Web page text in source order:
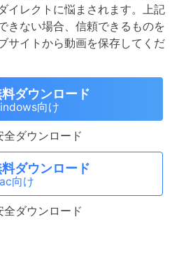
イレクトに悩まされます。上記
きない場合、信頼できるものを
サイトから動画を保存してくだ
ダウンロード
向け
全ダウンロード
ダウンロード
向け
全ダウンロード